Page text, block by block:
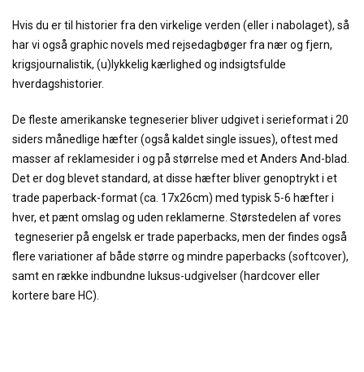
Hvis du er til historier fra den virkelige verden (eller i nabolaget), så
har vi også graphic novels med rejsedagbøger fra nær og fjern,
krigsjournalistik, (u)lykkelig kærlighed og indsigtsfulde
hverdagshistorier.
De fleste amerikanske tegneserier bliver udgivet i serieformat i 20
siders månedlige hæfter (også kaldet single issues), oftest med
masser af reklamesider i og på størrelse med et Anders And-blad.
Det er dog blevet standard, at disse hæfter bliver genoptrykt i et
trade paperback-format (ca. 17x26cm) med typisk 5-6 hæfter i
hver, et pænt omslag og uden reklamerne. Størstedelen af vores
tegneserier på engelsk er trade paperbacks, men der findes også
flere variationer af både større og mindre paperbacks (softcover),
samt en række indbundne luksus-udgivelser (hardcover eller
kortere bare HC).